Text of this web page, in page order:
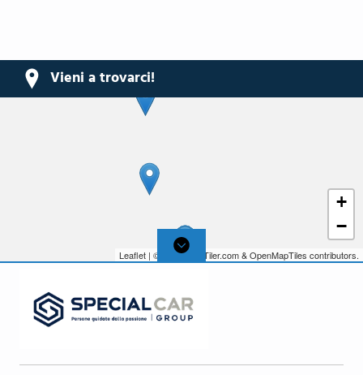
Superficie anteriore black panel in nero lucido con
cornice in look alluminio
Tappetini anteriori e posteriori in velluto
Volante multifunzione plus in pelle a 3 razze
Vieni a trovarci!
+
−
Leaflet | © 2026,MapTiler.com&OpenMapTiles contributors.